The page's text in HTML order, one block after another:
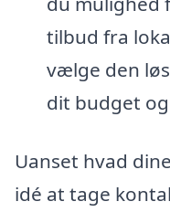
tilbud fra
vælge den
dit budget
Uanset hvad
idé at tage